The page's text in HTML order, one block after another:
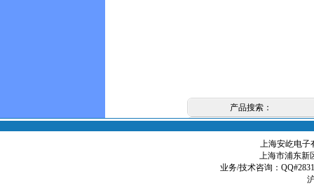
产品搜索：
上海安屹电子
上海市浦东新
业务/技术咨询：